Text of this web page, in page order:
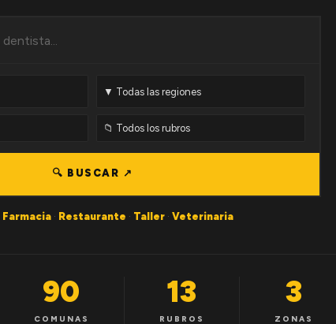
🔍 BUSCAR ↗
Farmacia · Restaurante · Taller · Veterinaria
90
COMUNAS
13
RUBROS
3
ZONAS